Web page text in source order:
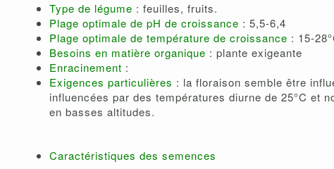
Type de légume : feuilles, fruits.
Plage optimale de pH de croissance : 5,5-6,4
Plage optimale de température de croissance : 15-
Besoins en matière organique : plante exigeante
Enracinement :
Exigences particulières : la floraison semble être
influencées par des températures diurne de 25°C et
en basses altitudes.
Caractéristiques des semences